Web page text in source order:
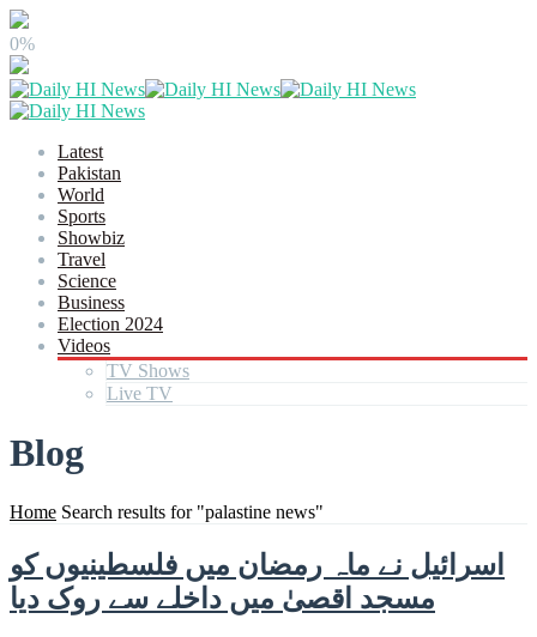
0%
Latest
Pakistan
World
Sports
Showbiz
Travel
Science
Business
Election 2024
Videos
TV Shows
Live TV
Blog
Home Search results for "palastine news"
اسرائیل نے ماہ رمضان میں فلسطینیوں کو
مسجد اقصیٰ میں داخلے سے روک دیا